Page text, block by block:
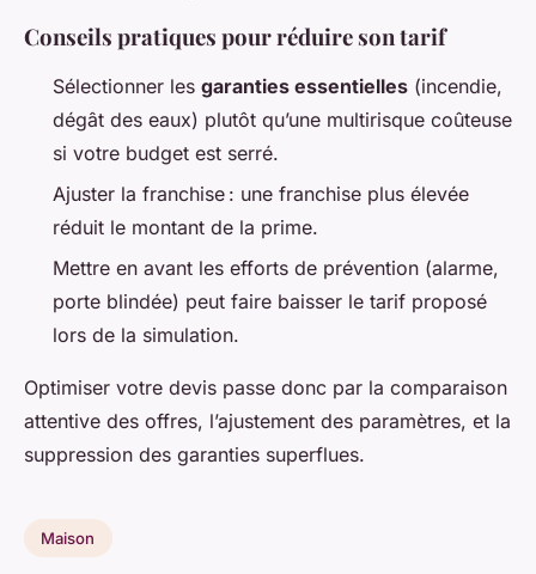
Conseils pratiques pour réduire son tarif
Sélectionner les garanties essentielles (incendie,
dégât des eaux) plutôt qu’une multirisque coûteuse
si votre budget est serré.
Ajuster la franchise : une franchise plus élevée
réduit le montant de la prime.
Mettre en avant les efforts de prévention (alarme,
porte blindée) peut faire baisser le tarif proposé
lors de la simulation.
Optimiser votre devis passe donc par la comparaison
attentive des offres, l’ajustement des paramètres, et la
suppression des garanties superflues.
Maison